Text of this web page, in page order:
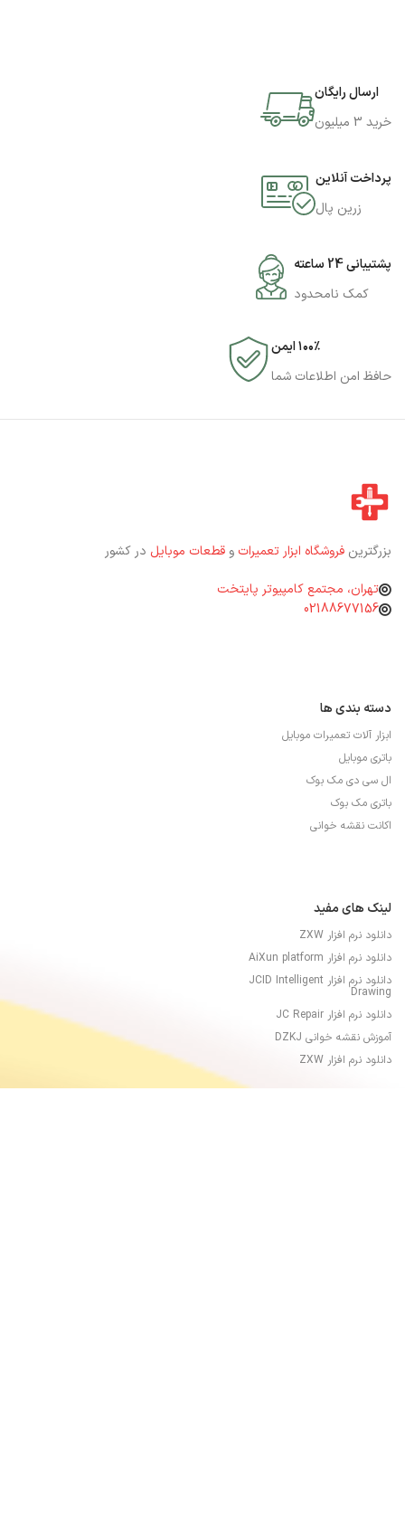
ارسال رایگان
خرید 3 میلیون
پرداخت آنلاین
زرین پال
پشتیبانی 24 ساعته
کمک نامحدود
۱۰۰٪ ایمن
حافظ امن اطلاعات شما
بزرگترین فروشگاه ابزار تعمیرات و قطعات موبایل در کشور
تهران، مجتمع کامپیوتر پایتخت
02188677156
دسته بندی ها
ابزار آلات تعمیرات موبایل
باتری موبایل
ال سی دی مک بوک
باتری مک بوک
اکانت نقشه خوانی
لینک های مفید
دانلود نرم افزار ZXW
دانلود نرم افزار AiXun platform
دانلود نرم افزار JCID Intelligent
Drawing
دانلود نرم افزار JC Repair
آموزش نقشه خوانی DZKJ
دانلود نرم افزار ZXW